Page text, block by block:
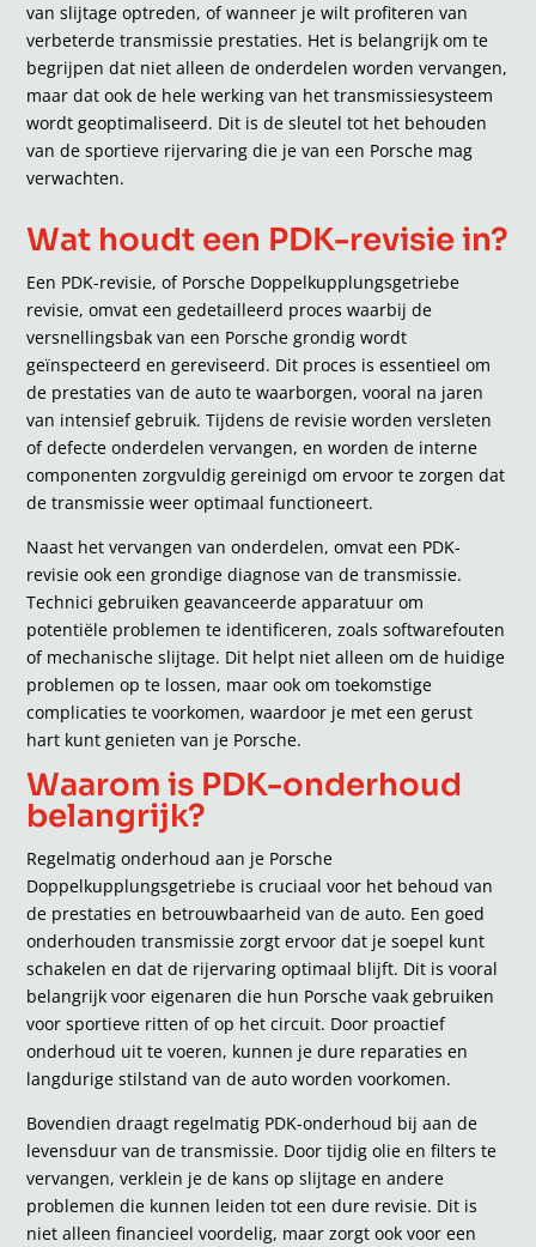
van slijtage optreden, of wanneer je wilt profiteren van
verbeterde transmissie prestaties. Het is belangrijk om te
begrijpen dat niet alleen de onderdelen worden vervangen,
maar dat ook de hele werking van het transmissiesysteem
wordt geoptimaliseerd. Dit is de sleutel tot het behouden
van de sportieve rijervaring die je van een Porsche mag
verwachten.
Wat houdt een PDK-revisie in?
Een PDK-revisie, of Porsche Doppelkupplungsgetriebe
revisie, omvat een gedetailleerd proces waarbij de
versnellingsbak van een Porsche grondig wordt
geïnspecteerd en gereviseerd. Dit proces is essentieel om
de prestaties van de auto te waarborgen, vooral na jaren
van intensief gebruik. Tijdens de revisie worden versleten
of defecte onderdelen vervangen, en worden de interne
componenten zorgvuldig gereinigd om ervoor te zorgen dat
de transmissie weer optimaal functioneert.
Naast het vervangen van onderdelen, omvat een PDK-
revisie ook een grondige diagnose van de transmissie.
Technici gebruiken geavanceerde apparatuur om
potentiële problemen te identificeren, zoals softwarefouten
of mechanische slijtage. Dit helpt niet alleen om de huidige
problemen op te lossen, maar ook om toekomstige
complicaties te voorkomen, waardoor je met een gerust
hart kunt genieten van je Porsche.
Waarom is PDK-onderhoud
belangrijk?
Regelmatig onderhoud aan je Porsche
Doppelkupplungsgetriebe is cruciaal voor het behoud van
de prestaties en betrouwbaarheid van de auto. Een goed
onderhouden transmissie zorgt ervoor dat je soepel kunt
schakelen en dat de rijervaring optimaal blijft. Dit is vooral
belangrijk voor eigenaren die hun Porsche vaak gebruiken
voor sportieve ritten of op het circuit. Door proactief
onderhoud uit te voeren, kunnen je dure reparaties en
langdurige stilstand van de auto worden voorkomen.
Bovendien draagt regelmatig PDK-onderhoud bij aan de
levensduur van de transmissie. Door tijdig olie en filters te
vervangen, verklein je de kans op slijtage en andere
problemen die kunnen leiden tot een dure revisie. Dit is
niet alleen financieel voordelig, maar zorgt ook voor een